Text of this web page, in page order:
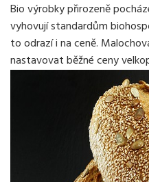
Bio výrobky přirozeně
vyhovují standardům
to odrazí i na ceně.
nastavovat běžné ceny